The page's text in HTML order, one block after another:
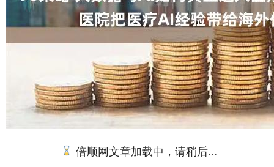
倍顺网文章加载中，请稍后...